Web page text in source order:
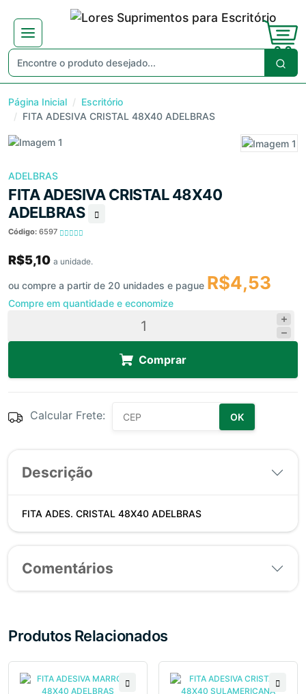
Página Inicial
Escritório
FITA ADESIVA CRISTAL 48X40 ADELBRAS
ADELBRAS
FITA ADESIVA CRISTAL 48X40
ADELBRAS
Código: 6597
R$5,10 a unidade.
ou compre a partir de 20 unidades e pague R$4,53
Compre em quantidade e economize
Comprar
Calcular Frete: OK
Descrição
FITA ADES. CRISTAL 48X40 ADELBRAS
Comentários
Produtos Relacionados